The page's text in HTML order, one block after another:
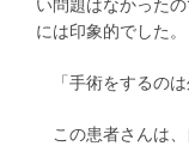
い問題はなかった
には印象的でした。
「手術をするのは
この患者さんは、